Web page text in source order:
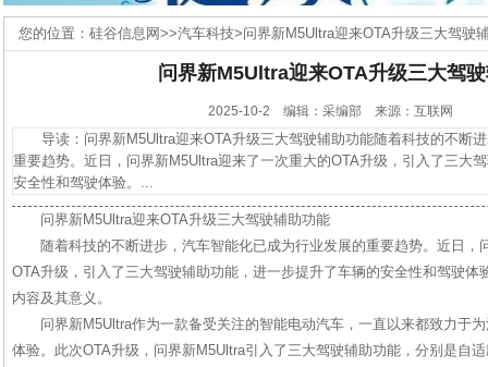
您的位置： 硅谷信息网>>汽车科技>问界新M5Ultra迎来OTA升级三大驾驶
问界新M5Ultra迎来OTA升级三大驾
2025-10-2 编辑：采编部 来源：互联网
导读：问界新M5Ultra迎来OTA升级三大驾驶辅助功能随着科技的不断
重要趋势。近日，问界新M5Ultra迎来了一次重大的OTA升级，引入了三大
安全性和驾驶体验。...
问界新M5Ultra迎来OTA升级三大驾驶辅助功能
随着科技的不断进步，汽车智能化已成为行业发展的重要趋势。近日，
OTA升级，引入了三大驾驶辅助功能，进一步提升了车辆的安全性和驾驶体
内容及其意义。
问界新M5Ultra作为一款备受关注的智能电动汽车，一直以来都致力于
体验。此次OTA升级，问界新M5Ultra引入了三大驾驶辅助功能，分别是自